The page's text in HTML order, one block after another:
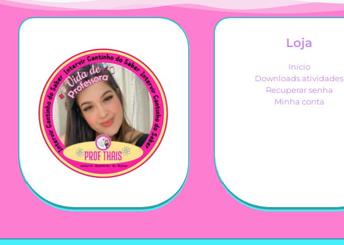
Loja
Início
Downloads atividades
Recuperar senha
Minha conta